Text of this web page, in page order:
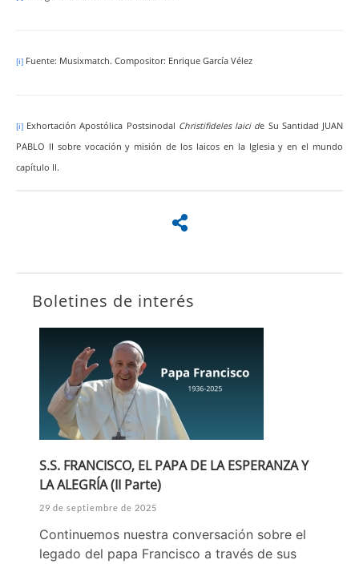
[i] Fuente: Musixmatch. Compositor: Enrique García Vélez
[i] Exhortación Apostólica Postsinodal Christifideles laici de Su Santidad JUAN
PABLO II sobre vocación y misión de los laicos en la Iglesia y en el mundo
capítulo II.
Boletines de interés
S.S. FRANCISCO, EL PAPA DE LA ESPERANZA Y
LA ALEGRÍA (II Parte)
29 de septiembre de 2025
Continuemos nuestra conversación sobre el
legado del papa Francisco a través de sus